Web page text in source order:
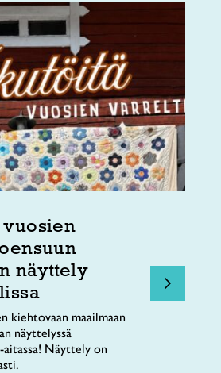
näyttely
kiehtovaan maailmaan
näyttelyssä
Näyttely on